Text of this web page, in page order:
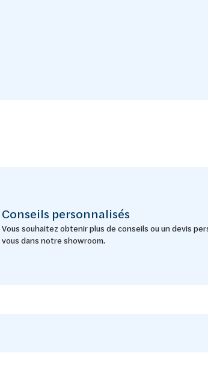
Conseils personnalisés
Vous souhaitez obtenir plus de conseils ou un devis
vous dans notre showroom.